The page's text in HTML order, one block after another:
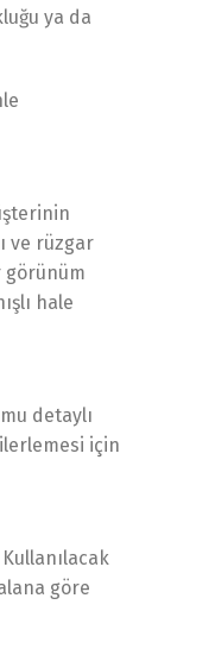
ya da
ve rüzgar
görünüm
hale
detaylı
için
göre